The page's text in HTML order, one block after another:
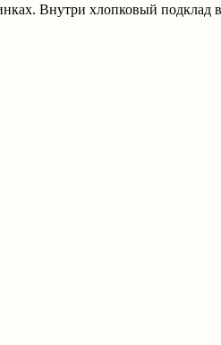
Внутри хлопковый подклад